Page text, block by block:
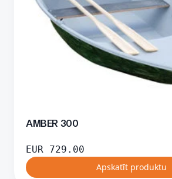
AMBER 300
EUR 729.00
Apskatīt produktu